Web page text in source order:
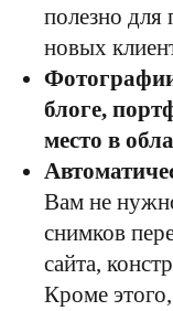
полезно
новых
блоге,
место в
Вам не
снимков
сайта,
Кроме